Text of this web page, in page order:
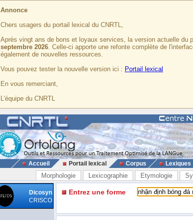
Annonce
Chers usagers du portail lexical du CNRTL,
Après vingt ans de bons et loyaux services, la version actuelle du
septembre 2026. Celle-ci apporte une refonte complète de
également de nouvelles ressources.
Vous pouvez tester la nouvelle version ici : Portail lexical
En vous remerciant,
L'équipe du CNRTL
Accueil Portail lexical Corpus Lexiques
Morphologie Lexicographie Etymologie
Dicosyn
CRISCO
Entrez une forme